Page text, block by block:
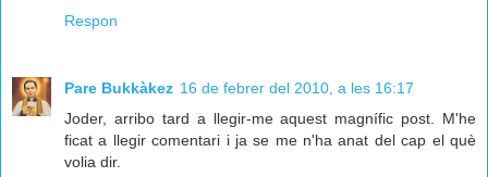
Respon
Pare Bukkàkez 16 de febrer del 2010, a les 16:17
Joder, arribo tard a llegir-me aquest magnífic post. M'he
ficat a llegir comentari i ja se me n'ha anat del cap el què
volia dir.